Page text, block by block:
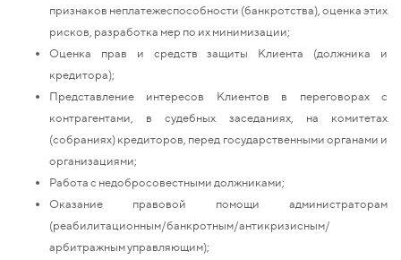
признаков неплатежеспособности (банкротства), оценка этих
рисков, разработка мер по их минимизации;
Оценка прав и средств защиты Клиента (должника и
кредитора);
Представление интересов Клиентов в переговорах с
контрагентами, в судебных заседаниях, на комитетах
(собраниях) кредиторов, перед государственными органами и
организациями;
Работа с недобросовестными должниками;
Оказание правовой помощи администраторам
(реабилитационным/банкротным/антикризисным/
арбитражным управляющим);